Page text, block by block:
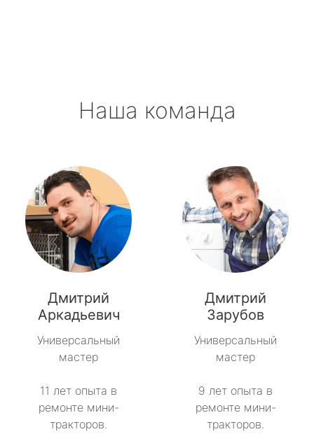
Наша команда
Дмитрий
Аркадьевич
Универсальный
мастер
11 лет опыта в
ремонте мини-
тракторов.
Дмитрий
Зарубов
Универсальный
мастер
9 лет опыта в
ремонте мини-
тракторов.